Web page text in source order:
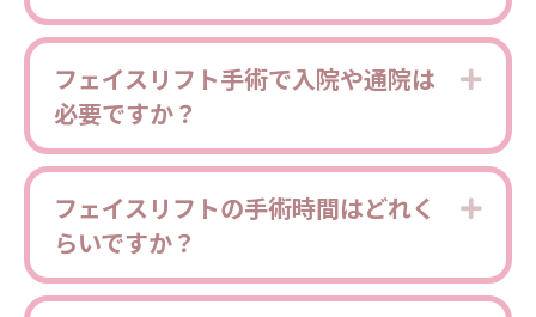
フェイスリフト手術で入院や通院は
必要ですか？
フェイスリフトの手術時間はどれく
らいですか？